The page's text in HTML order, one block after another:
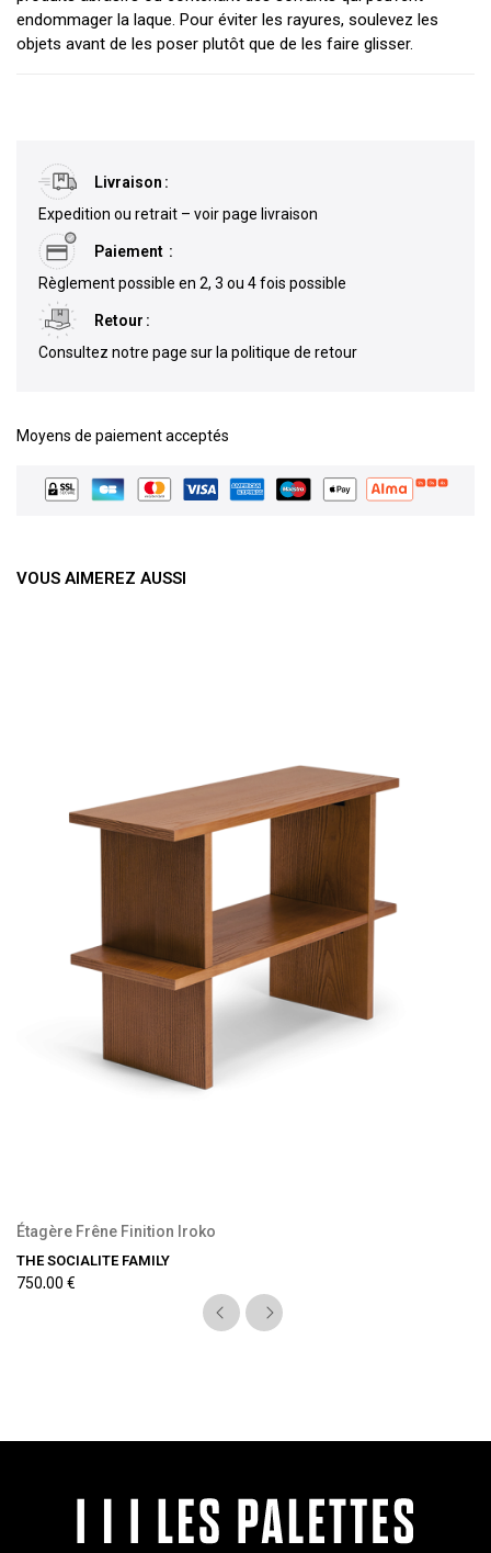
endommager la laque. Pour éviter les rayures, soulevez les
objets avant de les poser plutôt que de les faire glisser.
Livraison
Expedition ou retrait – voir page livraison
Paiement
Règlement possible en 2, 3 ou 4 fois possible
Retour
Consultez notre page sur la politique de retour
Moyens de paiement acceptés
VOUS AIMEREZ AUSSI
Étagère Frêne Finition Iroko
THE SOCIALITE FAMILY
Précommande disponible
750,00 €